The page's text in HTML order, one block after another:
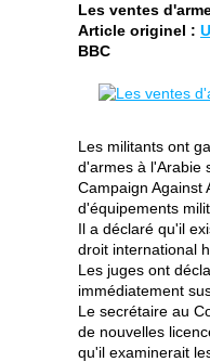
Les ventes
Article originel :
BBC
Les militants ont
d'armes à l'Arabie
Campaign Against
d'équipements
Il a déclaré qu'il
droit international
Les juges ont
immédiatement
Le secrétaire au
de nouvelles
qu'il examinerait